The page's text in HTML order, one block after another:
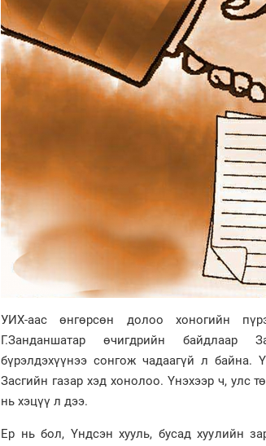
УИХ-аас өнгөрсөн долоо хоногийн
Г.Занданшатар өчигдрийн байдлаар
бүрэлдэхүүнээ сонгож чадаагүй л байна.
Засгийн газар хэд хонолоо. Үнэхээр ч, улс
нь хэцүү л дээ.
Ер нь бол, Үндсэн хууль, бусад хуулийн